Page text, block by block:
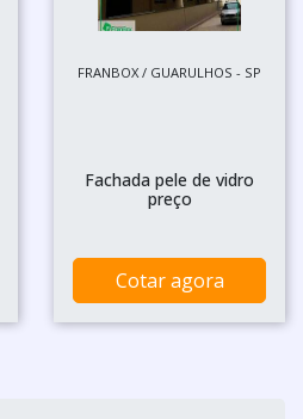
FRANBOX / GUARULHOS - SP
Fachada pele de vidro
preço
Cotar agora